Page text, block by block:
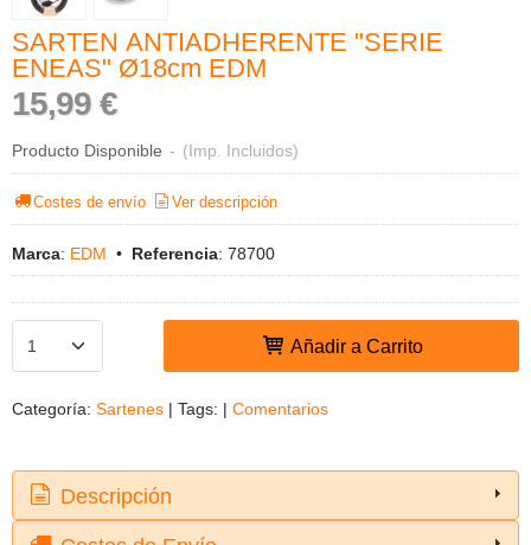
SARTEN ANTIADHERENTE "SERIE
ENEAS" Ø18cm EDM
15,99 €
Producto Disponible - (Imp. Incluidos)
Costes de envío Ver descripción
Marca: EDM • Referencia: 78700
Añadir a Carrito
Categoría: Sartenes | Tags: | Comentarios
Descripción